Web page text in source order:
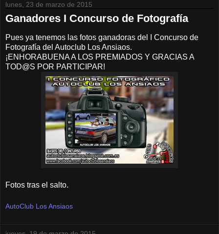
lunes, 23 de marzo de 2015
Ganadores I Concurso de Fotografía
Pues ya tenemos las fotos ganadoras del I Concurso de
Fotografía del Autoclub Los Ansiaos.
¡ENHORABUENA A LOS PREMIADOS Y GRACIAS A
TOD@S POR PARTICIPAR!
Fotos tras el salto.
AutoClub Los Ansiaos